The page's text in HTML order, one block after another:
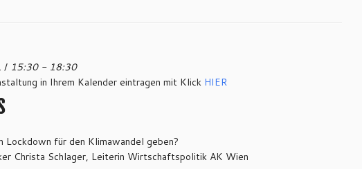
/ 15:30 - 18:30
in Ihrem Kalender eintragen mit Klick HIER
Lockdown für den Klimawandel geben?
Christa Schlager, Leiterin Wirtschaftspolitik AK Wien